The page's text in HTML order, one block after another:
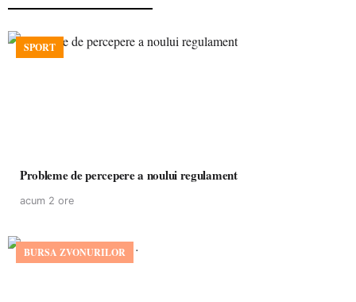
SPORT
Probleme de percepere a noului regulament
acum 2 ore
BURSA ZVONURILOR